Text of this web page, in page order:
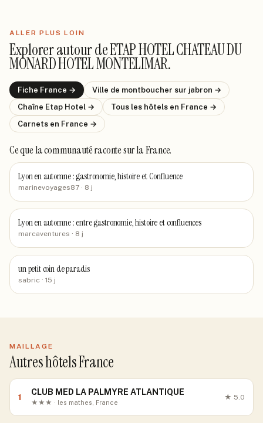
ALLER PLUS LOIN
Explorer autour deETAP HOTEL CHATEAU DU
MONARD HOTEL MONTELIMAR.
Fiche France → Ville de montboucher sur jabron →
Chaîne Etap Hotel → Tous les hôtels en France →
Carnets en France →
Ce que la communauté racontesur la France.
Lyon en automne : gastronomie, histoire et Confluence
marinevoyages87 · 8 j
Lyon en automne : entre gastronomie, histoire et confluences
marcaventures · 8 j
un petit coin de paradis
sabric · 15 j
MAILLAGE
Autres hôtels France
1
CLUB MED LA PALMYRE ATLANTIQUE
★★★ · les mathes, France
★ 5.0